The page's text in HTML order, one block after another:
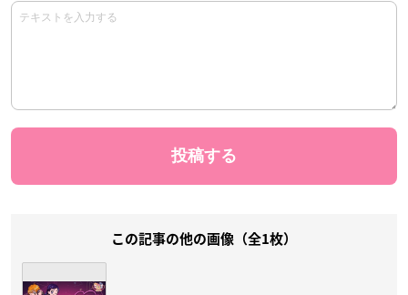
この記事の他の画像（全1枚）